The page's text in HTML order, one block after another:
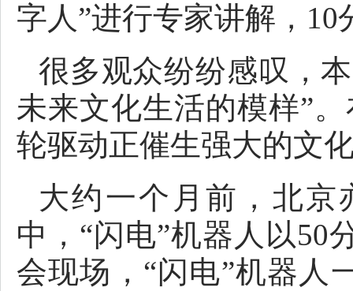
字人”进行专家讲解，
很多观众纷纷感叹，
未来文化生活的模样”
轮驱动正催生强大的文
大约一个月前，北京
中，“闪电”机器人以50
会现场，“闪电”机器人